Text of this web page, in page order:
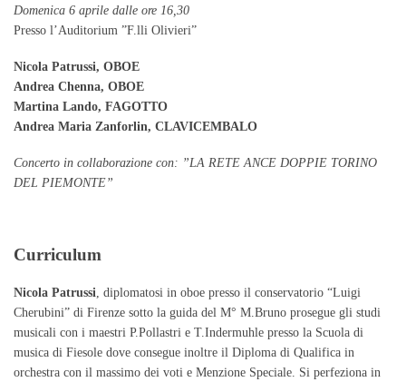
Domenica 6 aprile dalle ore 16,30
Presso l’Auditorium ”F.lli Olivieri”
Nicola Patrussi, OBOE
Andrea Chenna, OBOE
Martina Lando, FAGOTTO
Andrea Maria Zanforlin, CLAVICEMBALO
Concerto in collaborazione con: ”LA RETE ANCE DOPPIE TORINO
DEL PIEMONTE”
Curriculum
Nicola Patrussi , diplomatosi in oboe presso il conservatorio “Luigi
Cherubini” di Firenze sotto la guida del M° M.Bruno prosegue gli studi
musicali con i maestri P.Pollastri e T.Indermuhle presso la Scuola di
musica di Fiesole dove consegue inoltre il Diploma di Qualifica in
orchestra con il massimo dei voti e Menzione Speciale. Si perfeziona in